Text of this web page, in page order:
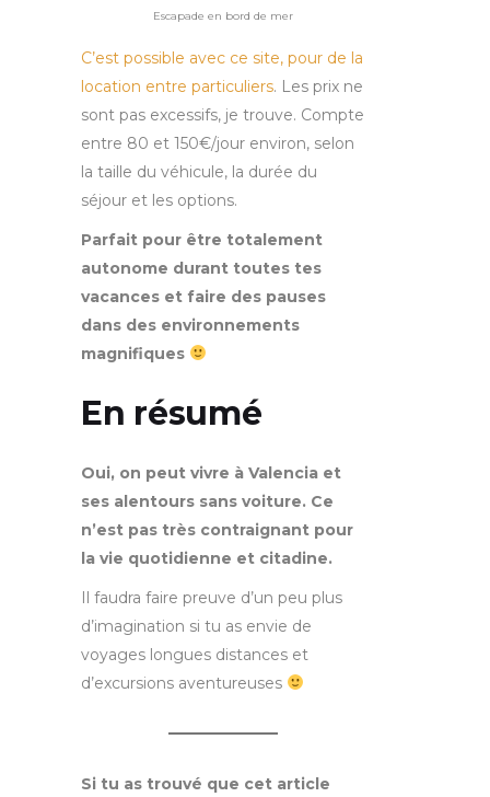
Escapade en bord de mer
C’est possible avec ce site, pour de la
location entre particuliers. Les prix ne
sont pas excessifs, je trouve. Compte
entre 80 et 150€/jour environ, selon
la taille du véhicule, la durée du
séjour et les options.
Parfait pour être totalement
autonome durant toutes tes
vacances et faire des pauses
dans des environnements
magnifiques
En résumé
Oui, on peut vivre à Valencia et
ses alentours sans voiture. Ce
n’est pas très contraignant pour
la vie quotidienne et citadine.
Il faudra faire preuve d’un peu plus
d’imagination si tu as envie de
voyages longues distances et
d’excursions aventureuses
Si tu as trouvé que cet article